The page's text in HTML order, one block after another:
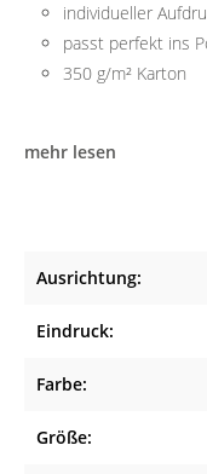
individueller
passt perfekt ins
350 g/m² Karton
Diese Terminkarte im
Made in Germany
gefertigt, sodass Sie
Die Terminkarten
mehr lesen
Ausrichtung:
Eindruck:
Farbe:
Größe: